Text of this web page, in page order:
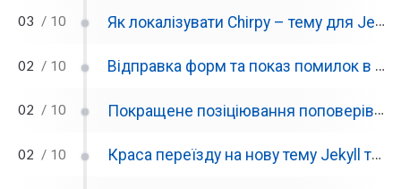
03 / 10 Як локалізувати Chirpy – тему для Jekyll
02 / 10 Відправка форм та показ помилок в кращий спосіб
02 / 10 Покращене позіціювання поповерів з Floating UI
02 / 10 Краса переїзду на нову тему Jekyll та проблема з деплоєм у Clougflare Pages